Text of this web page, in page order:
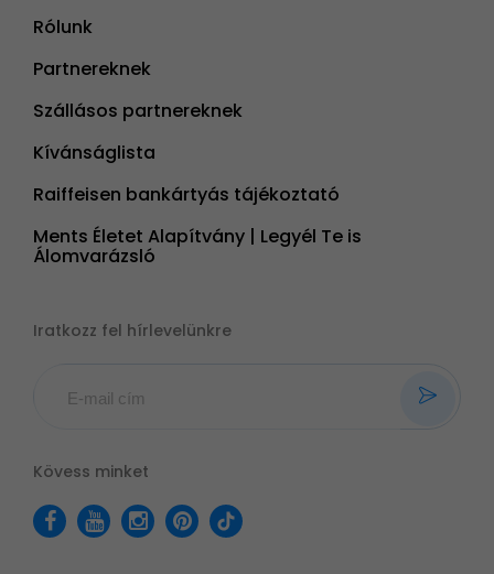
Rólunk
Partnereknek
Szállásos partnereknek
Kívánságlista
Raiffeisen bankártyás tájékoztató
Ments Életet Alapítvány | Legyél Te is
Álomvarázsló
Iratkozz fel hírlevelünkre
Kövess minket